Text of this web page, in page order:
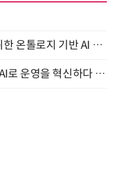
모든 업무 담당자(비개발자)를 위한 온톨로지 기반 AI 지식체계 설계 1-day 워크숍 8월 20일 개최
[올쇼TV] AI 인프라를 관측하고, AI로 운영을 혁신하다 (8월 11일 생방송)